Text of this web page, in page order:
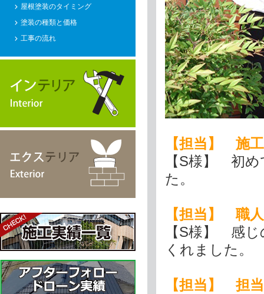
屋根塗装のタイミング
塗装の種類と価格
工事の流れ
【担当】 施
【S様】 初
た。
【担当】 職
【S様】 感
くれました。
【担当】 担